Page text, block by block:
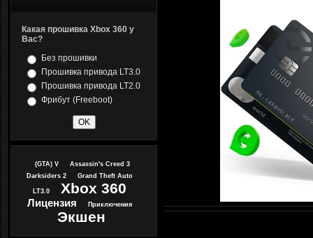
Какая прошивка Xbox 360 у
Вас?
Без прошивки
Прошивка привода LT3.0
Прошивка привода LT2.0
Фрибут (Freeboot)
(GTA) V
Assassin's Creed 3
Darksiders 2
Grand Theft Auto
LT3.0 Xbox 360
Лицензия Приключения
Экшен